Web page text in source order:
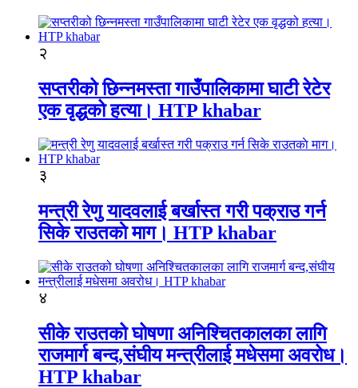
२
सप्तरीको छिन्नमस्ता गाउँपालिकामा घाटी रेटेर
एक वृद्धको हत्या। HTP khabar
३
मन्त्री रेणु यादवलाई बर्खास्त गरी पक्राउ गर्न
सिके राउतकाे माग। HTP khabar
४
सीके राउतको घोषणा अनिश्चितकालका लागि
राजमार्ग बन्द,संघीय मन्त्रीलाई मधेसमा अवरोध।
HTP khabar